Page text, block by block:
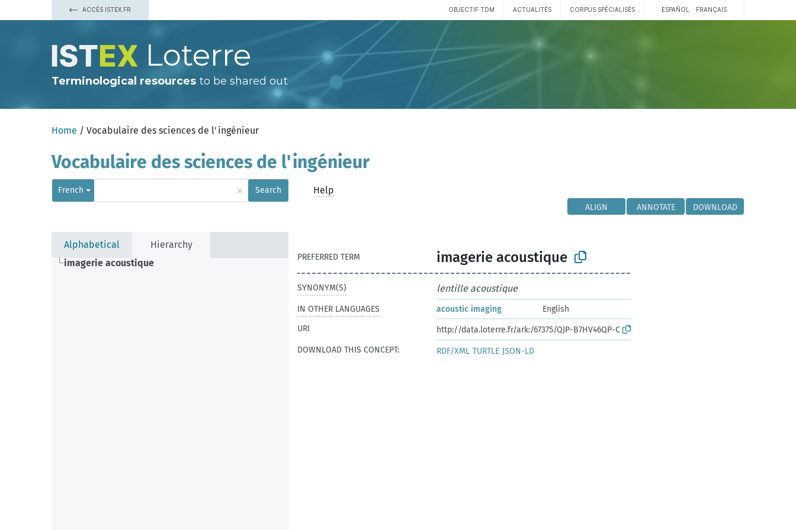
ACCÈS ISTEX.FR OBJECTIF TDM ACTUALITÉS CORPUS SPÉCIALISÉS ESPAÑOL FRANÇAIS
Loterre
Terminological resources to be shared out
Home / Vocabulaire des sciences de l'ingénieur
Vocabulaire des sciences de l'ingénieur
French × Search Help
ALIGN ANNOTATE DOWNLOAD
Alphabetical
Hierarchy
imagerie acoustique
PREFERRED TERM imagerie acoustique
SYNONYM(S) lentille acoustique
IN OTHER LANGUAGES acoustic imaging
English
URI
http://data.loterre.fr/ark:/67375/QJP-B7HV46QP-C
DOWNLOAD THIS CONCEPT:
RDF/XML TURTLE JSON-LD